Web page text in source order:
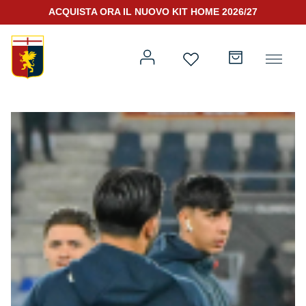
Prima squadra
Prima squadra
Genoa for Special
Kit Gara 2026/27
Training
Rappresentanza
Kit Gara 25/26
ACQUISTA ORA IL NUOVO KIT HOME 2026/27